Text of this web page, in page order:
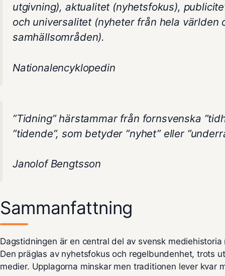
utgivning), aktualitet (nyhetsfokus),
och universalitet (nyheter från hela världen
samhällsområden).
Nationalencyklopedin
”Tidning” härstammar från fornsvenska
”tidende”, som betyder ”nyhet” eller
Janolof Bengtsson
Sammanfattning
Dagstidningen är en central del av svensk
Den präglas av nyhetsfokus och regelbundenhet, trots
medier. Upplagorna minskar men traditionen lever kvar